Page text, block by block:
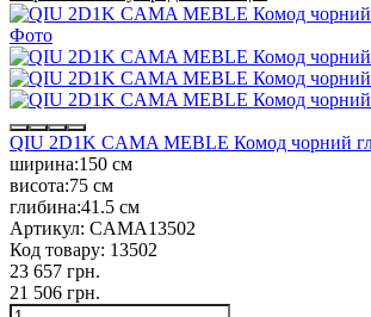
QIU 2D1K CAMA MEBLE Комод чорний
ширина:150 см
висота:75 см
глибина:41.5 см
Артикул: CAMA13502
Код товару: 13502
23 657 грн.
21 506 грн.